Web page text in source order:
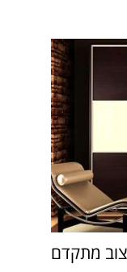
מתקדם